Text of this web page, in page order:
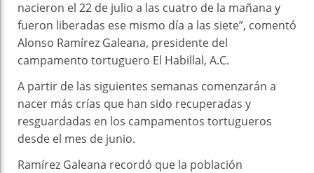
nacieron el 22 de julio a las cuatro de la mañana y
fueron liberadas ese mismo día a las siete”, comentó
Alonso Ramírez Galeana, presidente del
campamento tortuguero El Habillal, A.C.
A partir de las siguientes semanas comenzarán a
nacer más crías que han sido recuperadas y
resguardadas en los campamentos tortugueros
desde el mes de junio.
Ramírez Galeana recordó que la población